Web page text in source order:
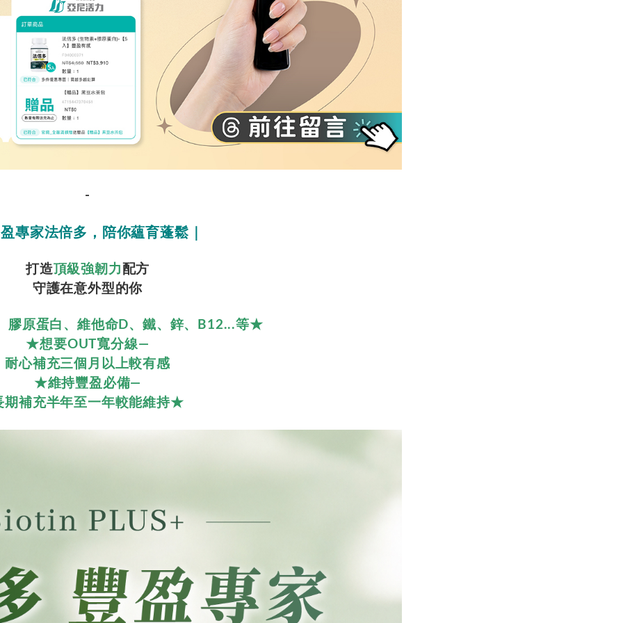
-
專家法倍多，陪你蘊育蓬鬆｜
打造頂級強韌力 配方
守護在意外型的你
膠原蛋白、維他命D、鐵、鋅、B12...等★
★想要OUT寬分線—
耐心補充三個月以上較有感
★維持豐盈必備—
期補充半年至一年較能維持★